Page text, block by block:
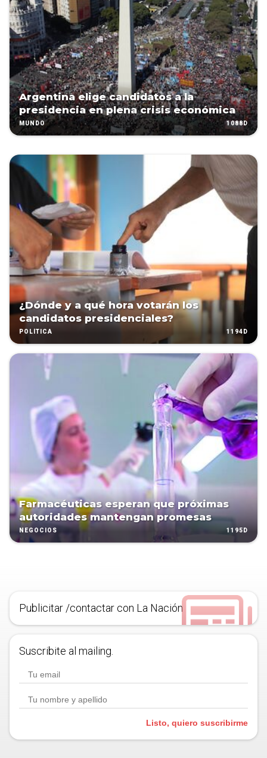
Argentina elige candidatos a la
presidencia en plena crisis económica
MUNDO 1088D
¿Dónde y a qué hora votarán los
candidatos presidenciales?
POLÍTICA 1194D
Farmacéuticas esperan que próximas
autoridades mantengan promesas
NEGOCIOS 1195D
Publicitar /contactar con La Nación
Suscribite al mailing.
Listo, quiero suscribirme